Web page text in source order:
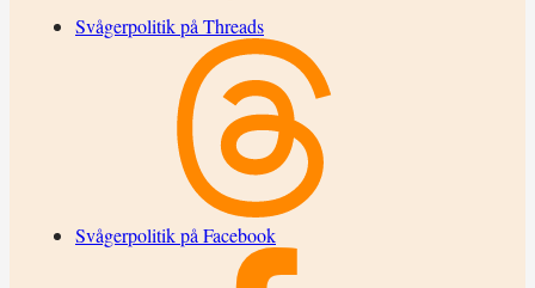
Svågerpolitik på Threads
Svågerpolitik på Facebook